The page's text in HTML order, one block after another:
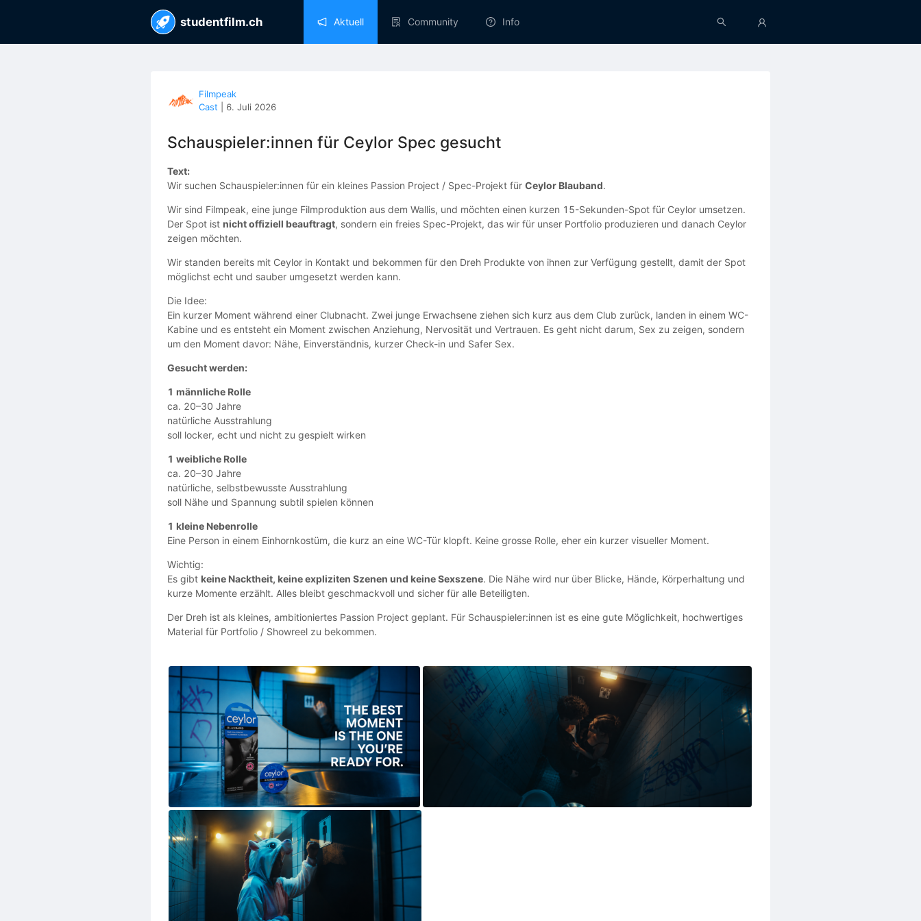
studentfilm.ch Aktuell Community Info
Filmpeak
Cast
6. Juli 2026
Schauspieler:innen für Ceylor Spec gesucht
Text:
Wir suchen Schauspieler:innen für ein kleines Passion Project / Spec-Projekt für Ceylor Blauband.
Wir sind Filmpeak, eine junge Filmproduktion aus dem Wallis, und möchten einen kurzen 15-Sekunden-Spot für Ceylor umsetzen.
Der Spot ist nicht offiziell beauftragt, sondern ein freies Spec-Projekt, das wir für unser Portfolio produzieren und danach Ceylor
zeigen möchten.
Wir standen bereits mit Ceylor in Kontakt und bekommen für den Dreh Produkte von ihnen zur Verfügung gestellt, damit der Spot
möglichst echt und sauber umgesetzt werden kann.
Die Idee:
Ein kurzer Moment während einer Clubnacht. Zwei junge Erwachsene ziehen sich kurz aus dem Club zurück, landen in einem WC-
Kabine und es entsteht ein Moment zwischen Anziehung, Nervosität und Vertrauen. Es geht nicht darum, Sex zu zeigen, sondern
um den Moment davor: Nähe, Einverständnis, kurzer Check-in und Safer Sex.
Gesucht werden:
1 männliche Rolle
ca. 20–30 Jahre
natürliche Ausstrahlung
soll locker, echt und nicht zu gespielt wirken
1 weibliche Rolle
ca. 20–30 Jahre
natürliche, selbstbewusste Ausstrahlung
soll Nähe und Spannung subtil spielen können
1 kleine Nebenrolle
Eine Person in einem Einhornkostüm, die kurz an eine WC-Tür klopft. Keine grosse Rolle, eher ein kurzer visueller Moment.
Wichtig:
Es gibt keine Nacktheit, keine expliziten Szenen und keine Sexszene. Die Nähe wird nur über Blicke, Hände, Körperhaltung und
kurze Momente erzählt. Alles bleibt geschmackvoll und sicher für alle Beteiligten.
Der Dreh ist als kleines, ambitioniertes Passion Project geplant. Für Schauspieler:innen ist es eine gute Möglichkeit, hochwertiges
Material für Portfolio / Showreel zu bekommen.